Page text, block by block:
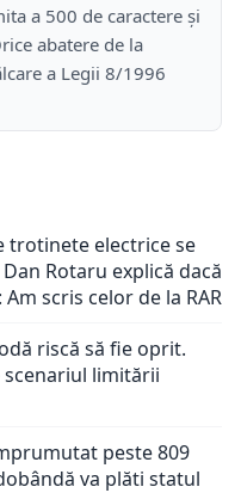
a 500 de caractere și
abatere de la
a Legii 8/1996
trotinete electrice se
Rotaru explică dacă
scris celor de la RAR
riscă să fie oprit.
limitării
peste 809
va plăti statul